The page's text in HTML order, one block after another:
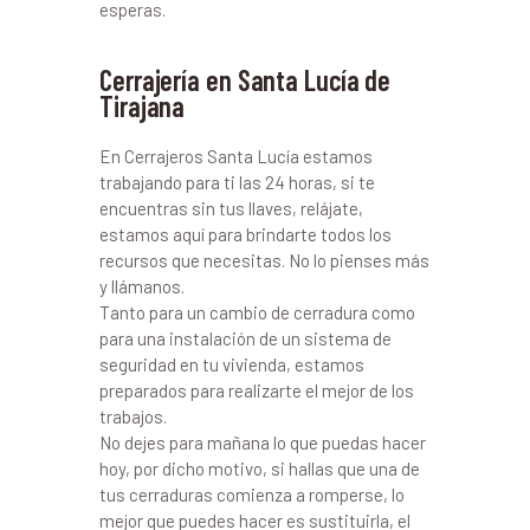
esperas.
Cerrajería en Santa Lucía de
Tirajana
En Cerrajeros Santa Lucía estamos
trabajando para ti las 24 horas, si te
encuentras sin tus llaves, relájate,
estamos aquí para brindarte todos los
recursos que necesitas. No lo pienses más
y llámanos.
Tanto para un cambio de cerradura como
para una instalación de un sistema de
seguridad en tu vivienda, estamos
preparados para realizarte el mejor de los
trabajos.
No dejes para mañana lo que puedas hacer
hoy, por dicho motivo, si hallas que una de
tus cerraduras comienza a romperse, lo
mejor que puedes hacer es sustituirla, el